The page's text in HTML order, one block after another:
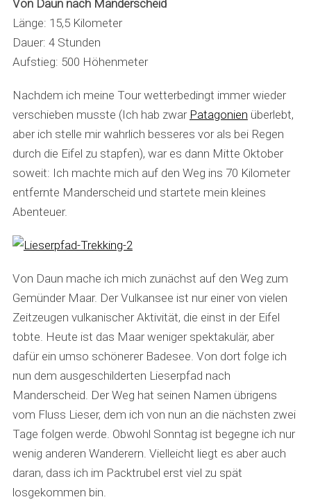
Von Daun nach Manderscheid
Länge: 15,5 Kilometer
Dauer: 4 Stunden
Aufstieg: 500 Höhenmeter
Nachdem ich meine Tour wetterbedingt immer wieder
verschieben musste (Ich hab zwar Patagonien überlebt,
aber ich stelle mir wahrlich besseres vor als bei Regen
durch die Eifel zu stapfen), war es dann Mitte Oktober
soweit: Ich machte mich auf den Weg ins 70 Kilometer
entfernte Manderscheid und startete mein kleines
Abenteuer.
Von Daun mache ich mich zunächst auf den Weg zum
Gemünder Maar. Der Vulkansee ist nur einer von vielen
Zeitzeugen vulkanischer Aktivität, die einst in der Eifel
tobte. Heute ist das Maar weniger spektakulär, aber
dafür ein umso schönerer Badesee. Von dort folge ich
nun dem ausgeschilderten Lieserpfad nach
Manderscheid. Der Weg hat seinen Namen übrigens
vom Fluss Lieser, dem ich von nun an die nächsten zwei
Tage folgen werde. Obwohl Sonntag ist begegne ich nur
wenig anderen Wanderern. Vielleicht liegt es aber auch
daran, dass ich im Packtrubel erst viel zu spät
losgekommen bin.